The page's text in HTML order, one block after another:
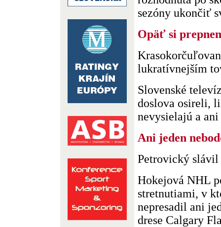
sezóny ukončiť
Opäť si
lukratívnejším
Slovenské
doslova osireli,
nevysielajú a
Ani jeden
Petrovický
Hokejová NHL
stretnutiami, v
nepresadil ani
drese Calgary